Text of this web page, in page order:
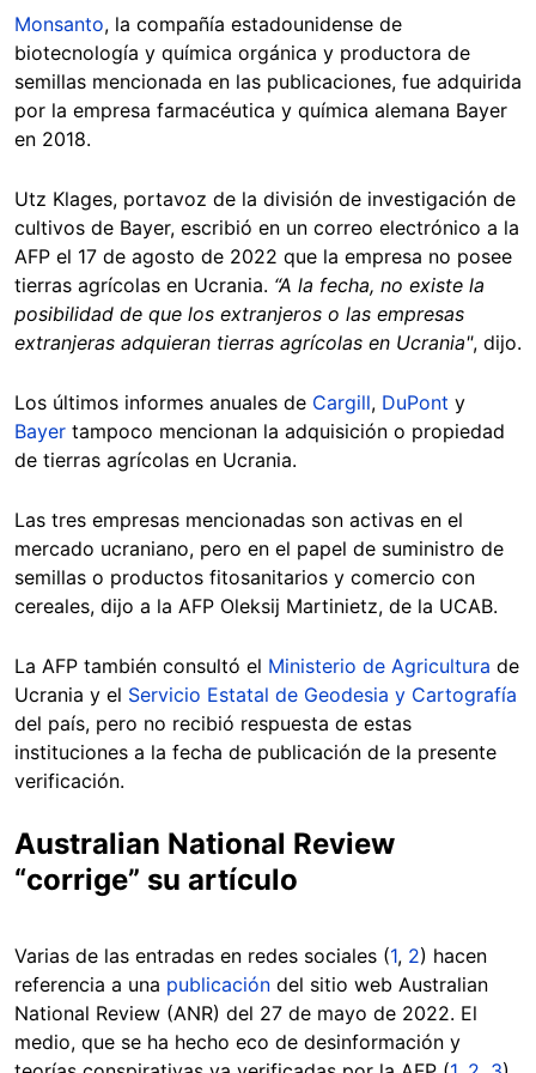
Monsanto, la compañía estadounidense de
biotecnología y química orgánica y productora de
semillas mencionada en las publicaciones, fue adquirida
por la empresa farmacéutica y química alemana Bayer
en 2018.
Utz Klages, portavoz de la división de investigación de
cultivos de Bayer, escribió en un correo electrónico a la
AFP el 17 de agosto de 2022 que la empresa no posee
tierras agrícolas en Ucrania. “A la fecha, no existe la
posibilidad de que los extranjeros o las empresas
extranjeras adquieran tierras agrícolas en Ucrania", dijo.
Los últimos informes anuales de Cargill, DuPont y
Bayer tampoco mencionan la adquisición o propiedad
de tierras agrícolas en Ucrania.
Las tres empresas mencionadas son activas en el
mercado ucraniano, pero en el papel de suministro de
semillas o productos fitosanitarios y comercio con
cereales, dijo a la AFP Oleksij Martinietz, de la UCAB.
La AFP también consultó el Ministerio de Agricultura de
Ucrania y el Servicio Estatal de Geodesia y Cartografía
del país, pero no recibió respuesta de estas
instituciones a la fecha de publicación de la presente
verificación.
Australian National Review
“corrige” su artículo
Varias de las entradas en redes sociales (1, 2) hacen
referencia a una publicación del sitio web Australian
National Review (ANR) del 27 de mayo de 2022. El
medio, que se ha hecho eco de desinformación y